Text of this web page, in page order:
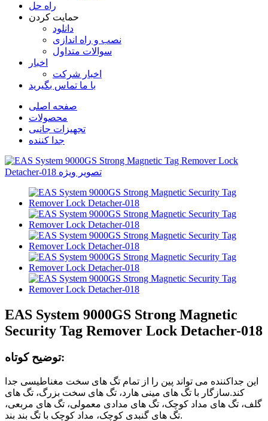
راه حل
حمایت کردن
دانلود
نصب و راه اندازی
سوالات متداول
اخبار
اخبار شرکت
با ما تماس بگیرید
صفحه اصلی
محصولات
تجهیزات جانبی
جدا کننده
EAS System 9000GS Strong Magnetic
Security Tag Remover Lock Detacher-018
توضیح کوتاه:
این جداکننده می تواند پین را از تمام تگ های سخت مغناطیسی جدا
کند.سازگار با تگ های مینی هارد، تگ های سخت بزرگ، تگ های
گلف، تگ های مداد کوچک، تگ های مدادی معمولی، تگ های مربعی،
تگ های گنبدی کوچک، مداد کوچک با تگ بند بند.